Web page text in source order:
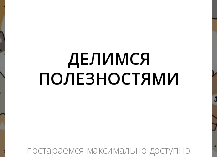
ДЕЛИМСЯ
ПОЛЕЗНОСТЯМИ
постараемся максимально доступно